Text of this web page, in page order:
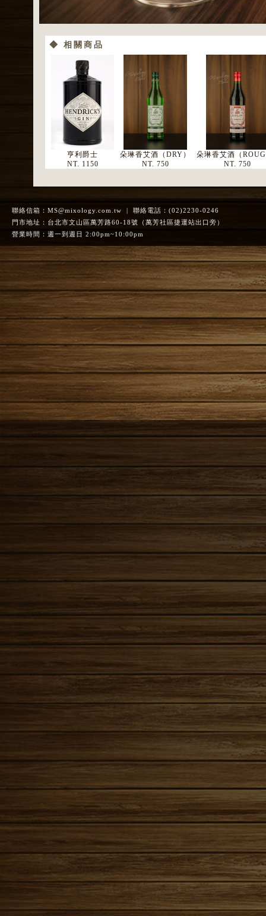
◆ 相關商品
亨利爵士
NT. 1150
朵琳香艾酒（DRY）
NT. 750
朵琳香艾酒（
NT. 750
聯絡信箱： MS@mixology.com.tw | 聯絡電話：(02)2230-0246
門市地址：台北市文山區萬芳路60-18號（萬芳社區捷運站出口旁）
營業時間：週一到週日 2:00pm~10:00pm